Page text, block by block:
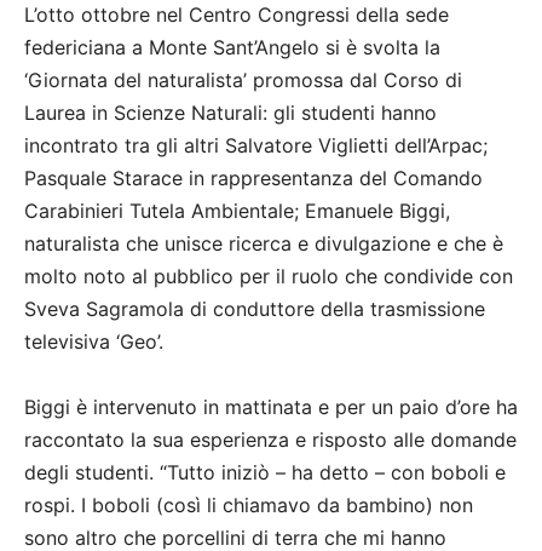
L’otto ottobre nel Centro Congressi della sede
federiciana a Monte Sant’Angelo si è svolta la
‘Giornata del naturalista’ promossa dal Corso di
Laurea in Scienze Naturali: gli studenti hanno
incontrato tra gli altri Salvatore Viglietti dell’Arpac;
Pasquale Starace in rappresentanza del Comando
Carabinieri Tutela Ambientale; Emanuele Biggi,
naturalista che unisce ricerca e divulgazione e che è
molto noto al pubblico per il ruolo che condivide con
Sveva Sagramola di conduttore della trasmissione
televisiva ‘Geo’.
Biggi è intervenuto in mattinata e per un paio d’ore ha
raccontato la sua esperienza e risposto alle domande
degli studenti. “Tutto iniziò – ha detto – con boboli e
rospi. I boboli (così li chiamavo da bambino) non
sono altro che porcellini di terra che mi hanno